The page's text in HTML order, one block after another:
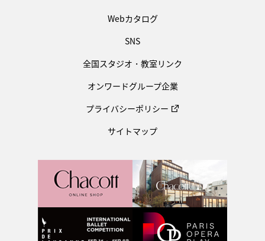
Webカタログ
SNS
全国スタジオ・教室リンク
オンワードグループ企業
プライバシーポリシー
サイトマップ